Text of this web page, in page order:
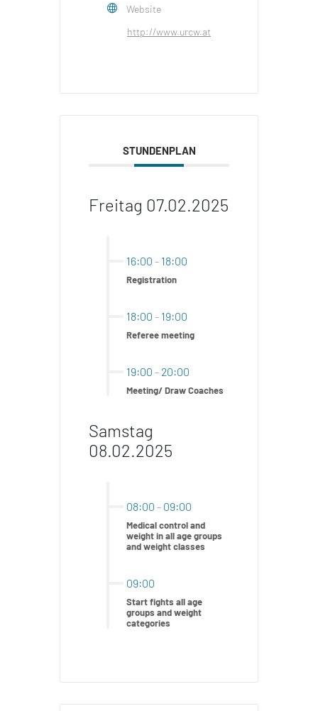
Website
http://www.urcw.at
STUNDENPLAN
Freitag 07.02.2025
16:00 - 18:00
Registration
18:00 - 19:00
Referee meeting
19:00 - 20:00
Meeting/ Draw Coaches
Samstag
08.02.2025
08:00 - 09:00
Medical control and
weight in all age groups
and weight classes
09:00
Start fights all age
groups and weight
categories